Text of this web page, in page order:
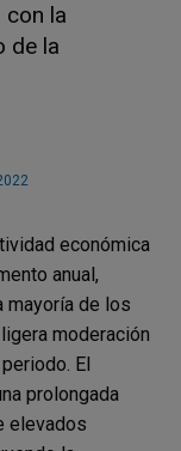
con la
de la
económica
anual,
mayoría de los
moderación
El
prolongada
elevados